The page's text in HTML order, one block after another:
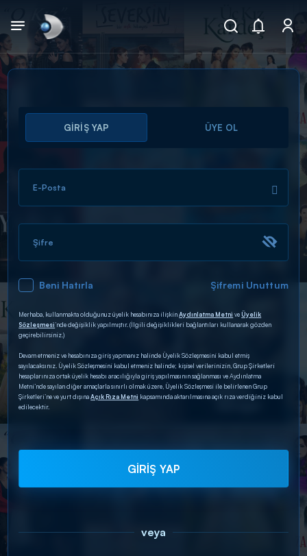
Arama
ARAMA SONUÇLARI
DİĞER SONUÇLAR
GİRİŞ YAP ÜYE OL
E-Posta
Şifre
Beni Hatırla Şifremi Unuttum
Merhaba, kullanmakta olduğunuz üyelik hesabınıza ilişkinAydınlatma Metni veÜyelik
Sözleşmesi’nde değişiklik yapılmıştır. (İlgili değişiklikleri bağlantıları kullanarak gözden
geçirebilirsiniz.)
Devam etmeniz ve hesabınıza giriş yapmanız halinde Üyelik Sözleşmesini kabul etmiş
sayılacaksınız. Üyelik Sözleşmesini kabul etmeniz halinde; kişisel verilerinizin, Grup Şirketleri
hesaplarınıza ortak üyelik hesabı aracılığıyla giriş yapılmasının sağlanması ve Aydınlatma
Metni’nde sayılan diğer amaçlarla sınırlı olmak üzere, Üyelik Sözleşmesi ile belirlenen Grup
Şirketleri’ne ve yurt dışınaAçık Rıza Metni kapsamında aktarılmasına açık rıza verdiğiniz kabul
edilecektir.
GİRİŞ YAP
veya